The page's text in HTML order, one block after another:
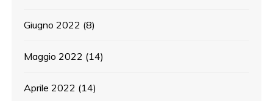
Giugno 2022 (8)
Maggio 2022 (14)
Aprile 2022 (14)